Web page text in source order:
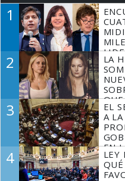
1
2
LA
3
EL
A
EN
4
LEY